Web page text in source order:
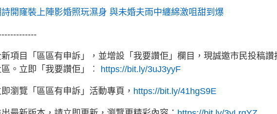
開窿裝上陣影婚照玩濕身 與未婚夫雨中纏綿激咀甜到爆
新項目「區區有申訴」，並增設「我要讚佢」欄目，現誠邀市民投稿讚
。立即「我要讚佢」︰ https://bit.ly/3uJ3yyF
瀏覽「區區有申訴」活動專頁， https://bit.ly/41hgS9E